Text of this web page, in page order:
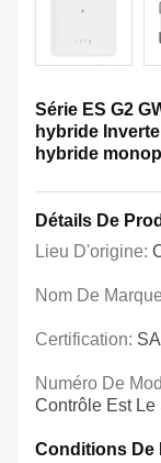
Série ES G2
hybride
hybride
Détails De
Lieu D'origine:
Nom De
Certification:
Numéro De
Contrôle Est Le
Conditions De